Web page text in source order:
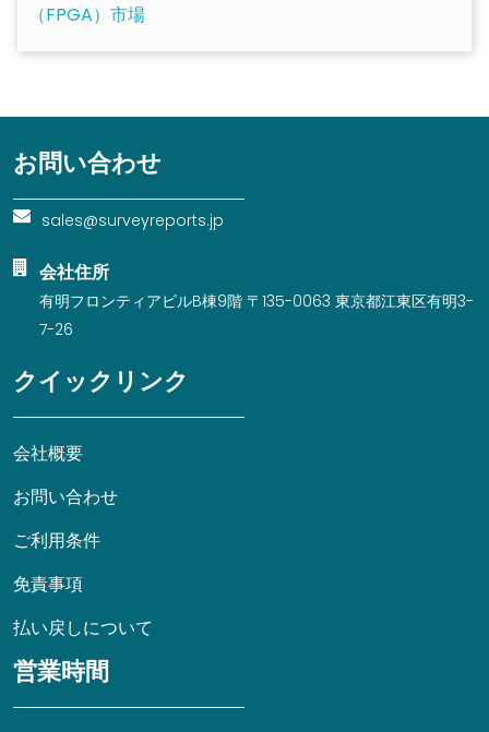
（FPGA）市場
お問い合わせ
sales@surveyreports.jp
会社住所
有明フロンティアビルB棟9階 〒135-0063 東京都江東区有明3-
7-26
クイックリンク
会社概要
お問い合わせ
ご利用条件
免責事項
払い戻しについて
営業時間